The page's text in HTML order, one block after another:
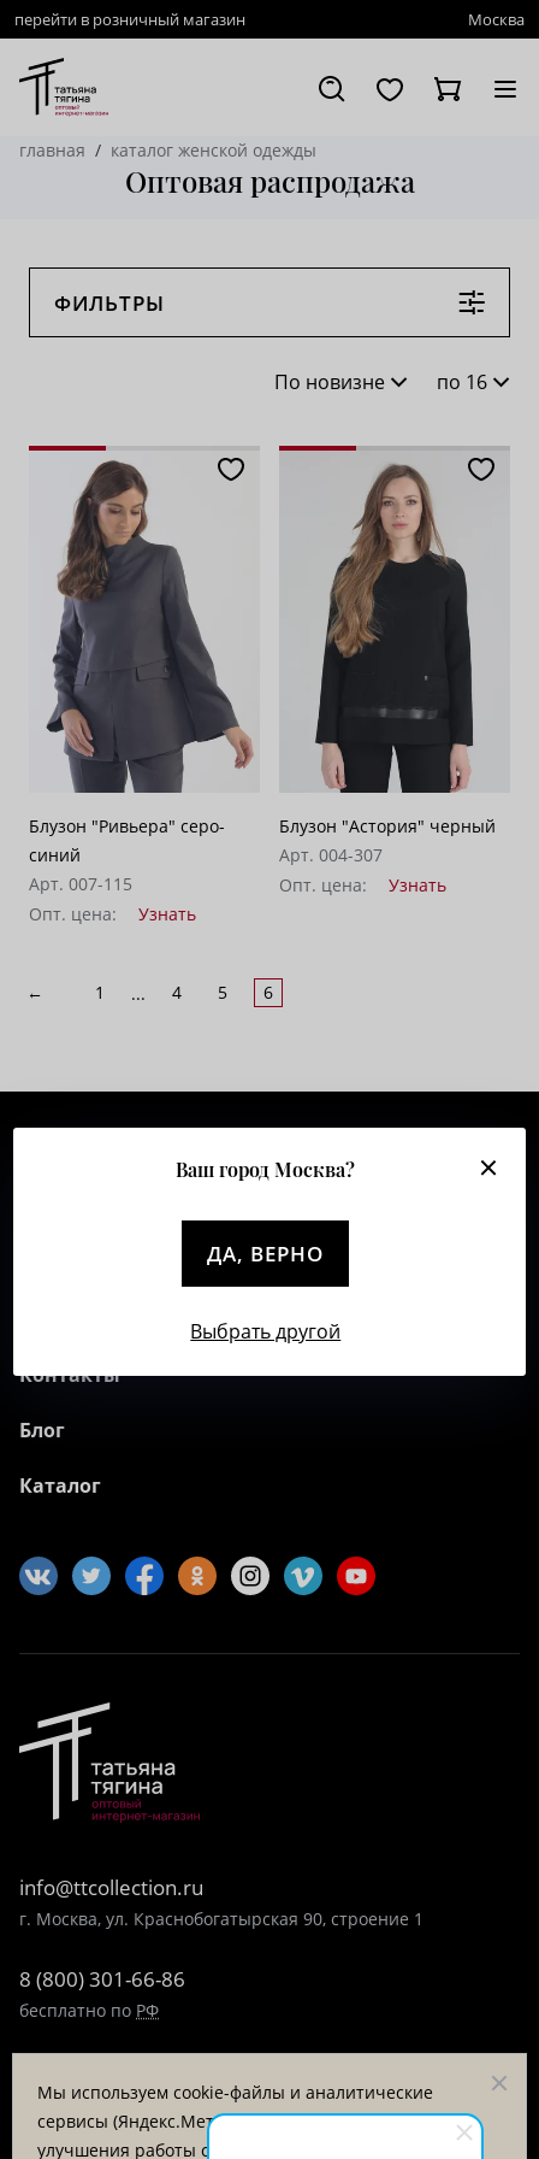
перейти в розничный магазин Москва
главная каталог женской одежды
Оптовая распродажа
ФИЛЬТРЫ
По новизне
По популярности
По возрастанию цены
По убыванию цены
по 16
28
100
Блузон "Ривьера" серо-
синий
Арт. 007-115
Опт. цена:
Узнать
Блузон "Астория" черный
Арт. 004-307
Опт. цена:
Узнать
← 1 ... 4 5 6
Контакты
Блог
Каталог
info@ttcollection.ru
г. Москва, ул. Краснобогатырская 90, строение 1
8 (800) 301-66-86
бесплатно по РФ
пн-пт 9:00-17:00
Мы используем cookie-файлы и аналитические
сервисы (Яндекс.Метрика, VK Retargeting) для
улучшения работы сайта и анализа посещаемости.
Ваш город Москва?
ДА, ВЕРНО
Выбрать другой